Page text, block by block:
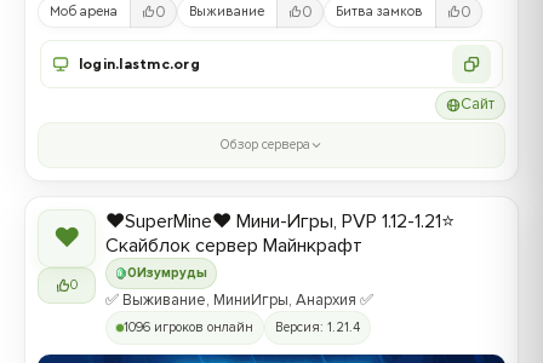
Моб арена 0 Выживание 0 Битва замков 0
login.lastmc.org
Сайт
Обзор сервера
❤
0
0 Изумруды
❤️SuperMine❤️ Мини-Игры, PVP 1.12-1.21⭐
Скайблок сервер Майнкрафт
✅ Выживание, МиниИгры, Анархия ✅
1096 игроков онлайн Версия: 1.21.4